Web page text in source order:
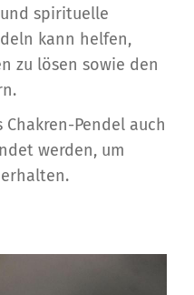
spirituelle
kann helfen,
zu lösen sowie den
Pendel auch
werden, um